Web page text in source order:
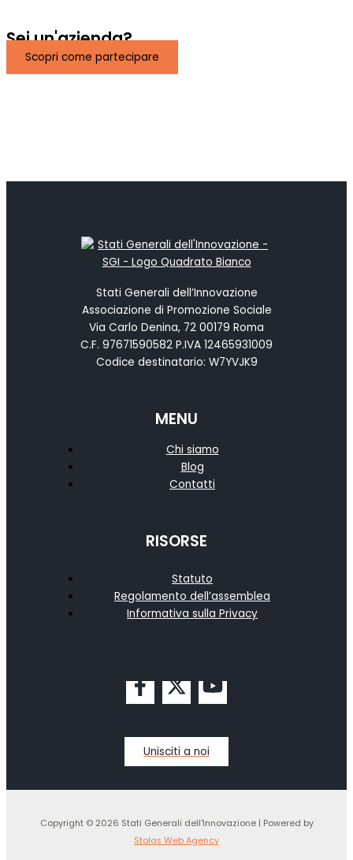
Sei un'azienda?
Scopri come partecipare
Stati Generali dell’Innovazione
Associazione di Promozione Sociale
Via Carlo Denina, 72 00179 Roma
C.F. 97671590582 P.IVA 12465931009
Codice destinatario: W7YVJK9
MENU
Chi siamo
Blog
Contatti
RISORSE
Statuto
Regolamento dell’assemblea
Informativa sulla Privacy
Unisciti a noi
Copyright © 2026 Stati Generali dell'Innovazione | Powered by
Stolas Web Agency